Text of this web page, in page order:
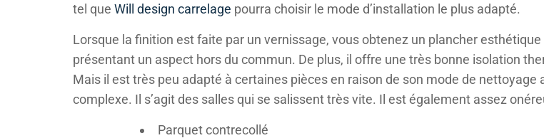
tel que Will design carrelage pourra choisir le mode d’installation le plus adapté.
Lorsque la finition est faite par un vernissage, vous obtenez un plancher esthétique
présentant un aspect hors du commun. De plus, il offre une très bonne isolation
Mais il est très peu adapté à certaines pièces en raison de son mode de nettoyage
complexe. Il s’agit des salles qui se salissent très vite. Il est également assez
Parquet contrecollé